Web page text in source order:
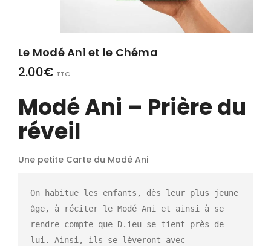
Le Modé Ani et le Chéma
2.00€ TTC
Modé Ani – Prière du
réveil
Une petite Carte du Modé Ani
On habitue les enfants, dès leur plus jeune
âge, à réciter le Modé Ani et ainsi à se
rendre compte que D.ieu se tient près de
lui. Ainsi, ils se lèveront avec